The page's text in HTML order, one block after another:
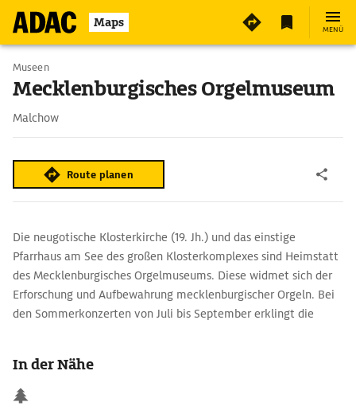
Maps MENÜ
Museen
Mecklenburgisches Orgelmuseum
Malchow
Route planen
Die neugotische Klosterkirche (19. Jh.) und das einstige
Pfarrhaus am See des großen Klosterkomplexes sind Heimstatt
des Mecklenburgisches Orgelmuseums. Diese widmet sich der
Erforschung und Aufbewahrung mecklenburgischer Orgeln. Bei
den Sommerkonzerten von Juli bis September erklingt die
In der Nähe